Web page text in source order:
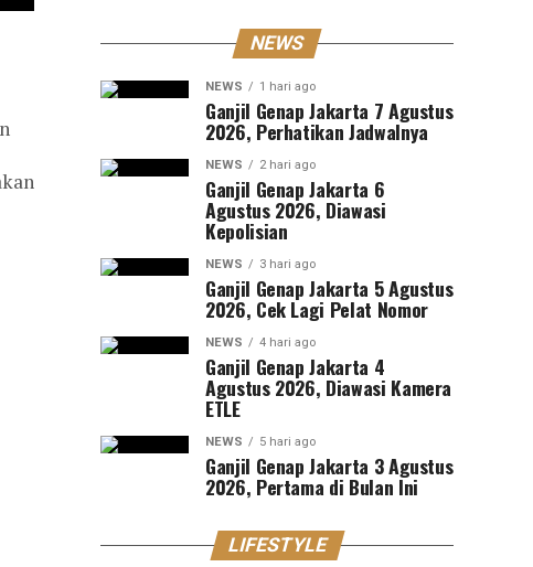
NEWS
NEWS 1 hari ago
Ganjil Genap Jakarta 7 Agustus
2026, Perhatikan Jadwalnya
NEWS 2 hari ago
Ganjil Genap Jakarta 6
Agustus 2026, Diawasi
Kepolisian
NEWS 3 hari ago
Ganjil Genap Jakarta 5 Agustus
2026, Cek Lagi Pelat Nomor
NEWS 4 hari ago
Ganjil Genap Jakarta 4
Agustus 2026, Diawasi Kamera
ETLE
NEWS 5 hari ago
Ganjil Genap Jakarta 3 Agustus
2026, Pertama di Bulan Ini
LIFESTYLE